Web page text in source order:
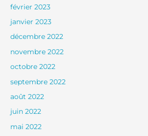
février 2023
janvier 2023
décembre 2022
novembre 2022
octobre 2022
septembre 2022
août 2022
juin 2022
mai 2022